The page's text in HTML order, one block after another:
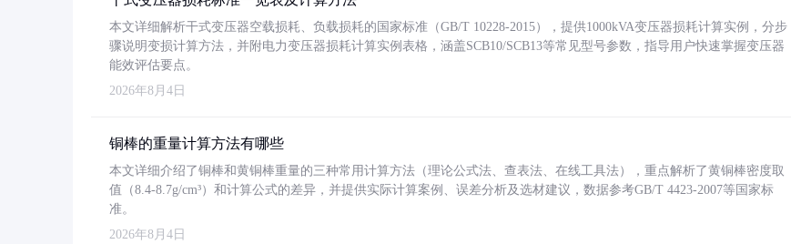
本文详细解析干式变压器空载损耗、负载损耗的国家标准（GB/T 10228-2015），提供1000kVA变压器损耗计算实例，分步
骤说明变损计算方法，并附电力变压器损耗计算实例表格，涵盖SCB10/SCB13等常见型号参数，指导用户快速掌握变压器
能效评估要点。
2026年8月4日
铜棒的重量计算方法有哪些
本文详细介绍了铜棒和黄铜棒重量的三种常用计算方法（理论公式法、查表法、在线工具法），重点解析了黄铜棒密度取
值（8.4-8.7g/cm³）和计算公式的差异，并提供实际计算案例、误差分析及选材建议，数据参考GB/T 4423-2007等国家标
准。
2026年8月4日